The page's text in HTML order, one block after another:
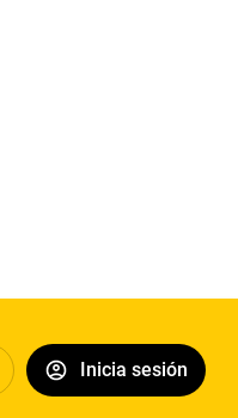
Inicia sesión